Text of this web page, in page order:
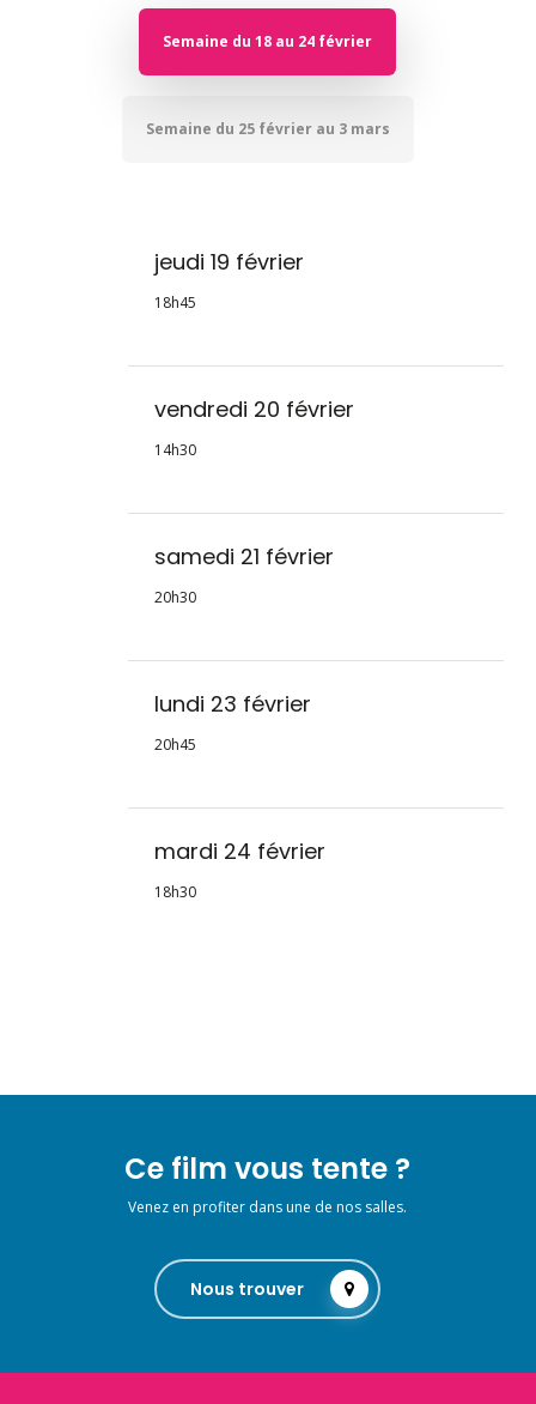
Semaine du 18 au 24 février
Semaine du 25 février au 3 mars
jeudi 19 février
18h45
vendredi 20 février
14h30
samedi 21 février
20h30
lundi 23 février
20h45
mardi 24 février
18h30
Ce film vous tente ?
Venez en profiter dans une de nos salles.
Nous trouver